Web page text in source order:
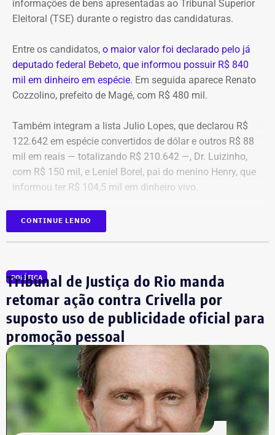
*Com informações do blog do Octávio Guedes, do portal
informações de bens apresentadas ao Tribunal Superior
Eleitoral (TSE) durante o registro das candidaturas.
Entre os candidatos, o maior valor foi declarado pelo já
deputado federal Bebeto, que informou possuir R$ 840
mil em dinheiro em espécie. Em seguida aparece Renato
Cozzolino, prefeito de Magé, com R$ 480 mil.
Também integram a lista Julio Lopes, que declarou R$
122.642 em espécie convertidos de dólar e outros R$ 88
mil em reais — totalizando R$ 210.642 —, Dr. Luizinho,
com R$ 150 mil, e Leniel Borel, pai do menino Henry, que
informou ter R$ 104,5 mil em dinheiro vivo.
Candidato
Bebeto
Dr. Luizinho
R$ 150.000,00
Leniel Borel
R$ 104.500,00
*Valor correspondente à soma de R$ 122.642,00 em espécie
convertidos de dólar e R$ 88.000,00 em reais declarados em dinheiro
Os dados são públicos e ficam disponíveis para consulta
no sistema DivulgaCandContas, do TSE.
CONTINUE LENDO
POLÍTICA
Tribunal de Justiça do Rio manda
retomar ação contra Crivella por
suposto uso de publicidade oficial para
promoção pessoal